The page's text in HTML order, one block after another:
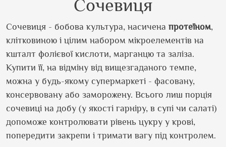
Сочевиця
Сочевиця - бобова культура, насичена протеїном,
клітковиною і цілим набором мікроелементів на
кшталт фолієвої кислоти, марганцю та заліза.
Купити її, на відміну від вищезгаданого темпе,
можна у будь-якому супермаркеті - фасовану,
консервовану або заморожену. Всього лиш порція
сочевиці на добу (у якості гарніру, в супі чи салаті)
допоможе контролювати рівень цукру у крові,
попередити закрепи і тримати вагу під контролем.